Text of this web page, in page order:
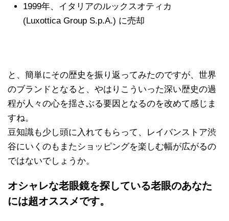
1999年、イタリアのルックスオティカ
(Luxottica Group S.p.A.) に売却
と、簡単にその歴史を振り返ってみたのですが、世界
のブランドとなると、やはりこういった深い歴史の過
程が人々の心を揺さぶる要因となるのを改めて感じま
すね。
豆知識も少し頭に入れてもらって、レイバンストア渋
谷にいくのもまたショッピングを楽しむ幅が広がるの
ではないでしょうか。
オシャレな老眼鏡を探している老眼のあなた
には超オススメです。